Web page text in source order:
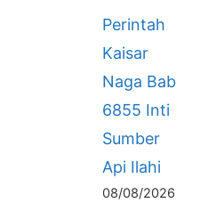
Perintah
Kaisar
Naga Bab
6855 Inti
Sumber
Api Ilahi
08/08/2026